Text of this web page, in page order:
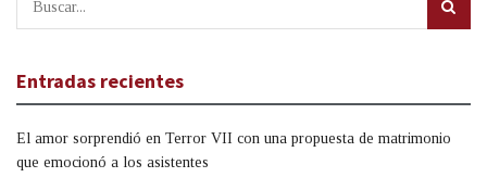
Entradas recientes
El amor sorprendió en Terror VII con una propuesta de matrimonio
que emocionó a los asistentes